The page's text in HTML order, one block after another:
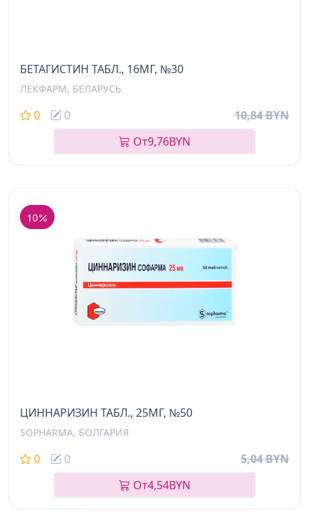
БЕТАГИСТИН ТАБЛ., 16МГ, №30
ЛЕКФАРМ, БЕЛАРУСЬ
0 0
10,84 BYN
От9,76BYN
10
ЦИННАРИЗИН ТАБЛ., 25МГ, №50
SOPHARMA, БОЛГАРИЯ
0 0
5,04 BYN
От4,54BYN